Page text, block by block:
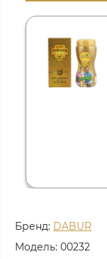
Бренд: DABUR
Модель: 00232